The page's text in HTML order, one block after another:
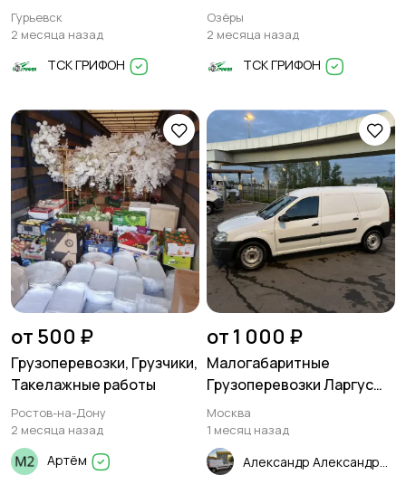
тонн
Гурьевск
2 месяца назад
ТСК ГРИФОН
тонн
Озёры
2 месяца назад
ТСК ГРИФОН
от 500 ₽
Грузоперевозки, Грузчики,
Такелажные работы
Ростов-на-Дону
2 месяца назад
Артём
от 1 000 ₽
Малогабаритные
Грузоперевозки Ларгус
Москва
Москва
1 месяц назад